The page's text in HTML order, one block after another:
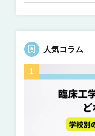
人気コラム